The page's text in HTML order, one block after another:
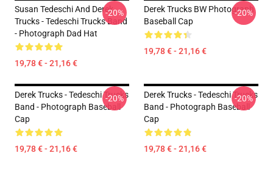
Susan Tedeschi And Derek
Trucks - Tedeschi Trucks Band
- Photograph Dad Hat
19,78 € - 21,16 €
-20%
Derek Trucks BW Photograph
Baseball Cap
19,78 € - 21,16 €
-20%
Derek Trucks - Tedeschi Trucks
Band - Photograph Baseball
Cap
19,78 € - 21,16 €
-20%
Derek Trucks - Tedeschi Trucks
Band - Photograph Baseball
Cap
19,78 € - 21,16 €
-20%